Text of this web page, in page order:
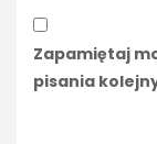
Zapamiętaj
pisania